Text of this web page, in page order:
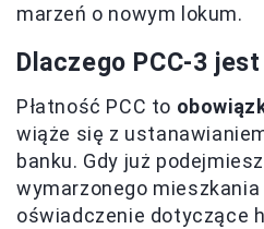
marzeń o nowym lokum.
Dlaczego PCC-3
Płatność PCC to
wiąże się z
banku. Gdy już
wymarzonego mieszkania
oświadczenie dotyczące